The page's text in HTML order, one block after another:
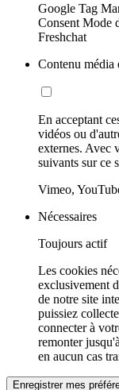
Google Tag
Consent Mode
Freshchat
Contenu média
En acceptant
vidéos ou
externes. Avec
suivants sur ce
Vimeo,
Nécessaires
Toujours actif
Les cookies
exclusivement
de notre site
puissiez
connecter à
remonter
en aucun cas
Enregistrer mes